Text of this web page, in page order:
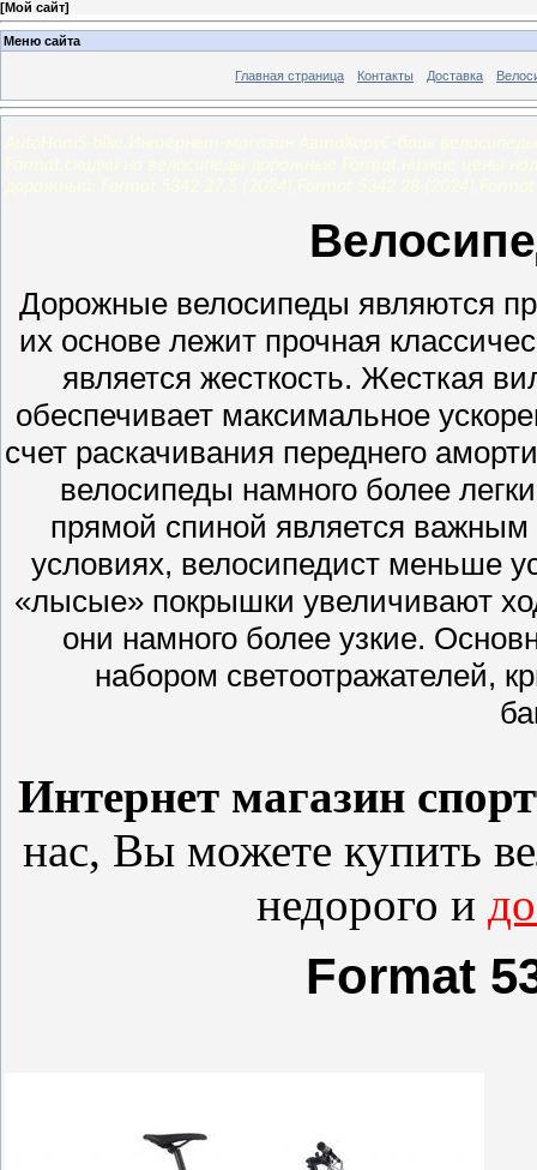
[Мой сайт]
Меню сайта
Главная страница Контакты Доставка
Дорожные велосипеды являются
их основе лежит прочная
является жесткость. Жесткая
обеспечивает максимальное
счет раскачивания переднего
велосипеды намного более
прямой спиной является
условиях, велосипедист меньше
«лысые» покрышки увеличивают
они намного более узкие.
набором светоотражателей,
Интернет магазин
нас, Вы можете купить
недорого и
Format